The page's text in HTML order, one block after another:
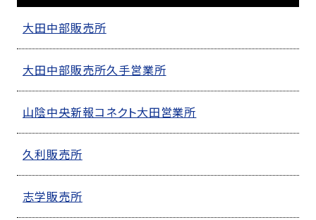
大田中部販売所
大田中部販売所久手営業所
山陰中央新報コネクト大田営業所
久利販売所
志学販売所